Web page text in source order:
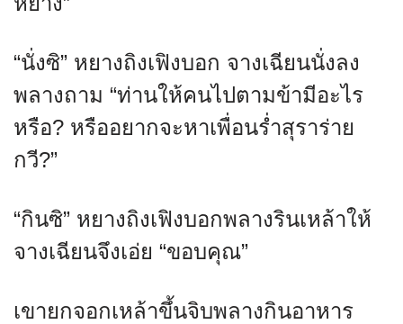
“นั่งซิ” หยางถิงเฟิงบอก จางเฉียนนั่งลง
พลางถาม “ท่านให้คนไปตามข้ามีอะไร
หรือ? หรืออยากจะหาเพื่อนร่ำสุราร่าย
กวี?”
“กินซิ” หยางถิงเฟิงบอกพลางรินเหล้าให้
จางเฉียนจึงเอ่ย “ขอบคุณ”
เขายกจอกเหล้าขึ้นจิบพลางกินอาหาร